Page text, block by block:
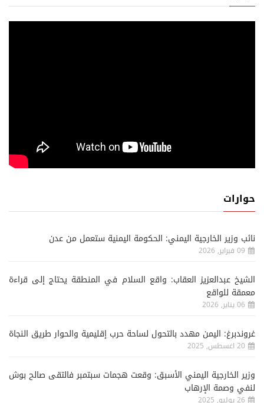
حوارات
نائب وزير الخارجية اليمني: الحكومة اليمنية ستعمل من عدن
09 فبراير, 2026
الشيخ عبدالعزيز العقاب: واقع السلام في المنطقة يحتاج إلى قراءة
معمقة للواقع
06 يناير, 2026
غروندبرغ: اليمن مهدد بالتحول لساحة حرب إقليمية والحوار طريق النجاة
20 اغسطس, 2025
وزير الخارجية اليمني الأسبق: وقعت هجمات سبتمبر فالتقى صالح بوش
لنفي وصمة الإرهاب
26 يوليو, 2025